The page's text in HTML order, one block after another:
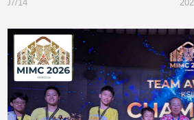
康/
子/
感
情
藝
術
／